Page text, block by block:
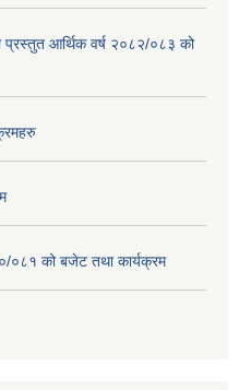
प्रस्तुत आर्थिक वर्ष २०८२/०८३ को
०८१ को बजेट तथा कार्यक्रम